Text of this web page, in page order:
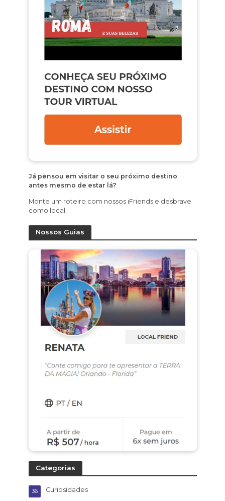
Já pensou em visitar o seu próximo destino
antes mesmo de estar lá?
Monte um roteiro com nossos iFriends e desbrave
como local.
Nossos Guias
Categorias
Curiosidades
36